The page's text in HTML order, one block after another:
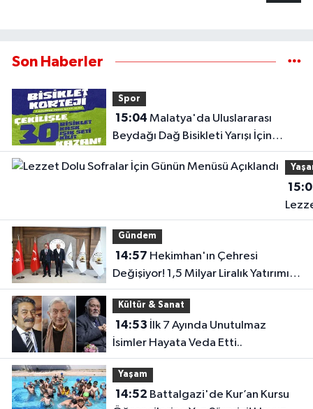
Son Haberler
Spor
15:04
Beydağı Dağ Bisikleti Yarışı İçin
Kortej Sürüşü Düzenlenecek
Dolu
Gündem
14:57
Değişiyor! 1,5 Milyar Liralık Yatırımın
Detayları Açıklandı
Kültür & Sanat
14:53
İsimler Hayata Veda Etti..
Yaşam
14:52